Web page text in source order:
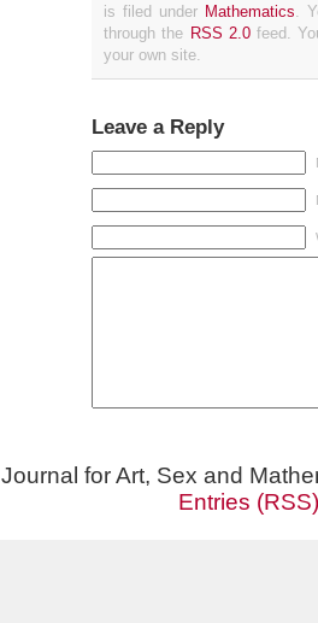
is filed under Mathematics .
through the RSS 2.0feed.
your own site.
Leave a Reply
Journal for Art, Sex and
Entries (RSS)